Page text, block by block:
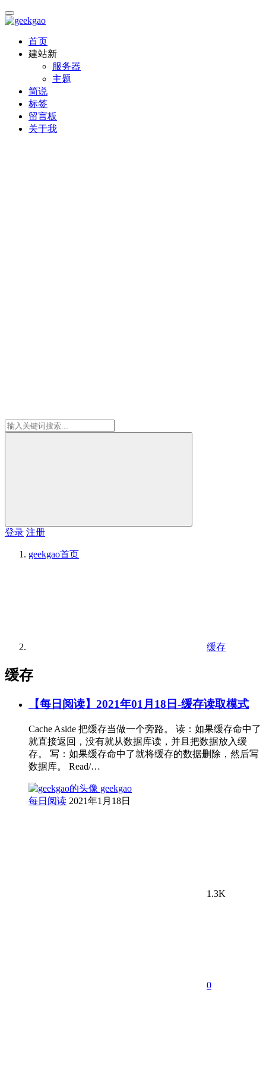
首页
建站新
服务器
主题
简说
标签
留言板
关于我
登录 注册
geekgao首页
缓存
缓存
【每日阅读】2021年01月18日-缓存读取模式
Cache Aside 把缓存当做一个旁路。 读：如果缓存命中了
就直接返回，没有就从数据库读，并且把数据放入缓
存。 写：如果缓存命中了就将缓存的数据删除，然后写
数据库。 Read/…
geekgao
每日阅读 2021年1月18日
1.3K
0